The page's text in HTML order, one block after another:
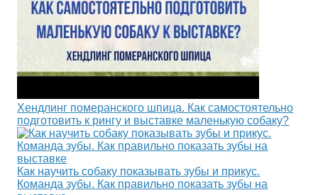
Хендлинг померанского шпица. Как самостоятельно
подготовить к рингу и выставке маленькую собаку?
Как научить собаку показывать зубы и прикус.
Команда зубы. Как правильно показать зубы на